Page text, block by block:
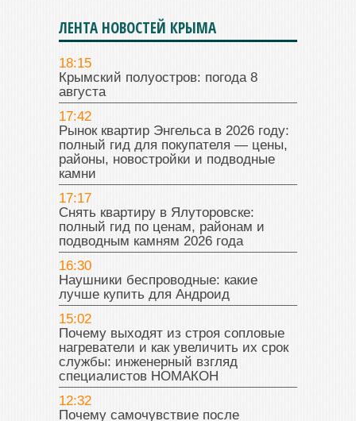
ЛЕНТА НОВОСТЕЙ КРЫМА
18:15
Крымский полуостров: погода 8
августа
17:42
Рынок квартир Энгельса в 2026 году:
полный гид для покупателя — цены,
районы, новостройки и подводные
камни
17:17
Снять квартиру в Ялуторовске:
полный гид по ценам, районам и
подводным камням 2026 года
16:30
Наушники беспроводные: какие
лучше купить для Андроид
15:02
Почему выходят из строя сопловые
нагреватели и как увеличить их срок
службы: инженерный взгляд
специалистов НОМАКОН
12:32
Почему самочувствие после